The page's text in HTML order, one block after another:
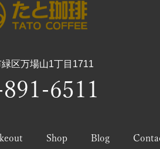
区万場山1丁目1711
6511
Shop Blog